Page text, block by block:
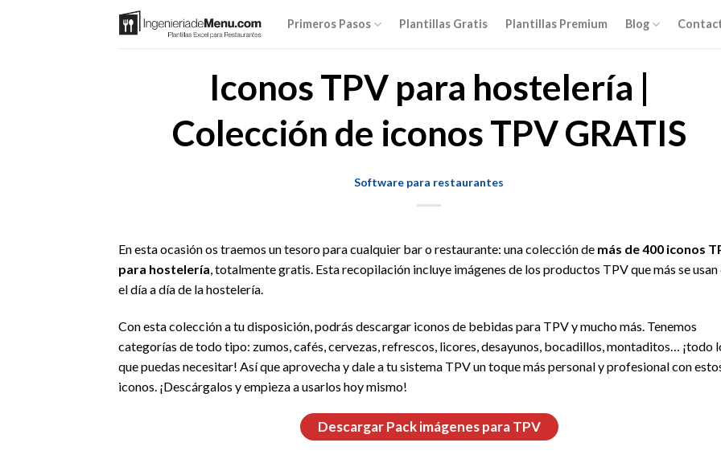
Primeros Pasos Plantillas Gratis Plantillas Premium Blog
Iconos TPV para hostelería |
Colección de iconos TPV GRATIS
Software para restaurantes
En esta ocasión os traemos un tesoro para cualquier bar o restaurante: una colección de más de 400 iconos
para hostelería, totalmente gratis. Esta recopilación incluye imágenes de los productos TPV que más se usan
el día a día de la hostelería.
Con esta colección a tu disposición, podrás descargar iconos de bebidas para TPV y mucho más. Tenemos
categorías de todo tipo: zumos, cafés, cervezas, refrescos, licores, desayunos, bocadillos, montaditos… ¡todo
que puedas necesitar! Así que aprovecha y dale a tu sistema TPV un toque más personal y profesional con
iconos. ¡Descárgalos y empieza a usarlos hoy mismo!
Descargar Pack imágenes para TPV